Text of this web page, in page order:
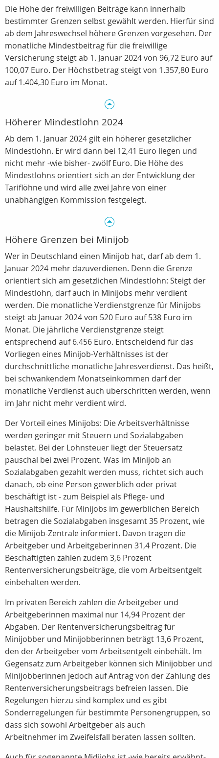
Die Höhe der freiwilligen Beiträge kann innerhalb
bestimmter Grenzen selbst gewählt werden. Hierfür sind
ab dem Jahreswechsel höhere Grenzen vorgesehen. Der
monatliche Mindestbeitrag für die freiwillige
Versicherung steigt ab 1. Januar 2024 von 96,72 Euro auf
100,07 Euro. Der Höchstbetrag steigt von 1.357,80 Euro
auf 1.404,30 Euro im Monat.
Höherer Mindestlohn 2024
Ab dem 1. Januar 2024 gilt ein höherer gesetzlicher
Mindestlohn. Er wird dann bei 12,41 Euro liegen und
nicht mehr -wie bisher- zwölf Euro. Die Höhe des
Mindestlohns orientiert sich an der Entwicklung der
Tariflöhne und wird alle zwei Jahre von einer
unabhängigen Kommission festgelegt.
Höhere Grenzen bei Minijob
Wer in Deutschland einen Minijob hat, darf ab dem 1.
Januar 2024 mehr dazuverdienen. Denn die Grenze
orientiert sich am gesetzlichen Mindestlohn: Steigt der
Mindestlohn, darf auch in Minijobs mehr verdient
werden. Die monatliche Verdienstgrenze für Minijobs
steigt ab Januar 2024 von 520 Euro auf 538 Euro im
Monat. Die jährliche Verdienstgrenze steigt
entsprechend auf 6.456 Euro. Entscheidend für das
Vorliegen eines Minijob-Verhältnisses ist der
durchschnittliche monatliche Jahresverdienst. Das heißt,
bei schwankendem Monatseinkommen darf der
monatliche Verdienst auch überschritten werden, wenn
im Jahr nicht mehr verdient wird.
Der Vorteil eines Minijobs: Die Arbeitsverhältnisse
werden geringer mit Steuern und Sozialabgaben
belastet. Bei der Lohnsteuer liegt der Steuersatz
pauschal bei zwei Prozent. Was im Minijob an
Sozialabgaben gezahlt werden muss, richtet sich auch
danach, ob eine Person gewerblich oder privat
beschäftigt ist - zum Beispiel als Pflege- und
Haushaltshilfe. Für Minijobs im gewerblichen Bereich
betragen die Sozialabgaben insgesamt 35 Prozent, wie
die Minijob-Zentrale informiert. Davon tragen die
Arbeitgeber und Arbeitgeberinnen 31,4 Prozent. Die
Beschäftigten zahlen zudem 3,6 Prozent
Rentenversicherungsbeiträge, die vom Arbeitsentgelt
einbehalten werden.
Im privaten Bereich zahlen die Arbeitgeber und
Arbeitgeberinnen maximal nur 14,94 Prozent der
Abgaben. Der Rentenversicherungsbeitrag für
Minijobber und Minijobberinnen beträgt 13,6 Prozent,
den der Arbeitgeber vom Arbeitsentgelt einbehält. Im
Gegensatz zum Arbeitgeber können sich Minijobber und
Minijobberinnen jedoch auf Antrag von der Zahlung des
Rentenversicherungsbeitrags befreien lassen. Die
Regelungen hierzu sind komplex und es gibt
Sonderregelungen für bestimmte Personengruppen, so
dass sich sowohl Arbeitgeber als auch
Arbeitnehmer im Zweifelsfall beraten lassen sollten.